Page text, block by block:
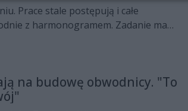
Prace stale postępują i całe
z harmonogramem. Zadanie ma
na budowę obwodnicy. "To